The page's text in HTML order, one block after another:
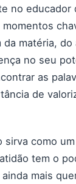
no educador
da matéria, do
no seu
as
de
sirva como
tem o
mais